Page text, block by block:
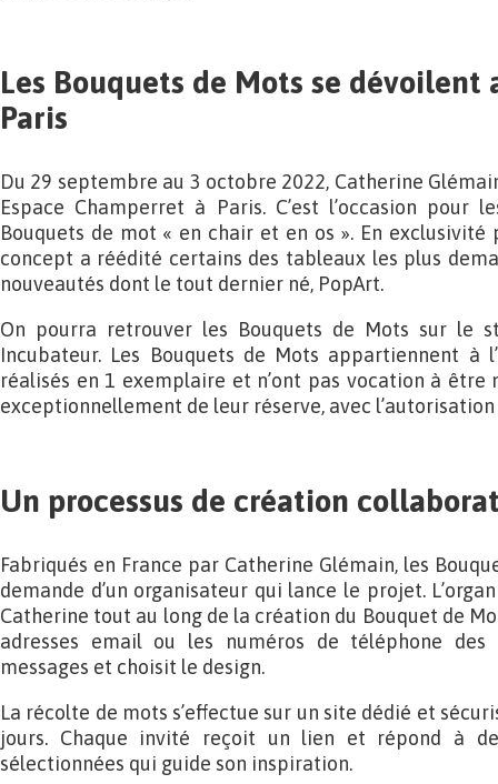
Les Bouquets de Mots se dévoilent
Paris
Du 29 septembre au 3 octobre 2022, Catherine
Espace Champerret à Paris. C’est l’occasion pour
Bouquets de mot « en chair et en os ». En
concept a réédité certains des tableaux les plus
nouveautés dont le tout dernier né, PopArt.
On pourra retrouver les Bouquets de Mots sur le
Incubateur. Les Bouquets de Mots appartiennent à
réalisés en 1 exemplaire et n’ont pas vocation à être
exceptionnellement de leur réserve, avec
Un processus de création
Fabriqués en France par Catherine Glémain, les
demande d’un organisateur qui lance le projet.
Catherine tout au long de la création du Bouquet de
adresses email ou les numéros de téléphone
messages et choisit le design.
La récolte de mots s’effectue sur un site dédié et
jours. Chaque invité reçoit un lien et répond à
sélectionnées qui guide son inspiration.